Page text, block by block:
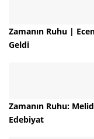
Zamanın Ruhu |
Geldi
Zamanın Ruhu:
Edebiyat